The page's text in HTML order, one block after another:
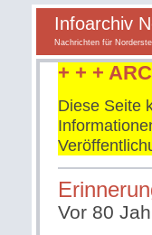
Infoarchiv
Nachrichten für
+ + +
Diese Seite
Vor 80